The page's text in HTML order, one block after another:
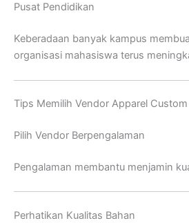
Pusat Pendidikan
Keberadaan banyak kampus
organisasi mahasiswa terus
Tips Memilih Vendor Apparel
Pilih Vendor Berpengalaman
Pengalaman membantu menjamin
Perhatikan Kualitas Bahan